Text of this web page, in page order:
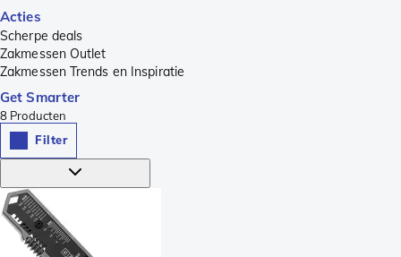
Acties
Scherpe deals
Zakmessen Outlet
Zakmessen Trends en Inspiratie
Get Smarter
8 Producten
Filter